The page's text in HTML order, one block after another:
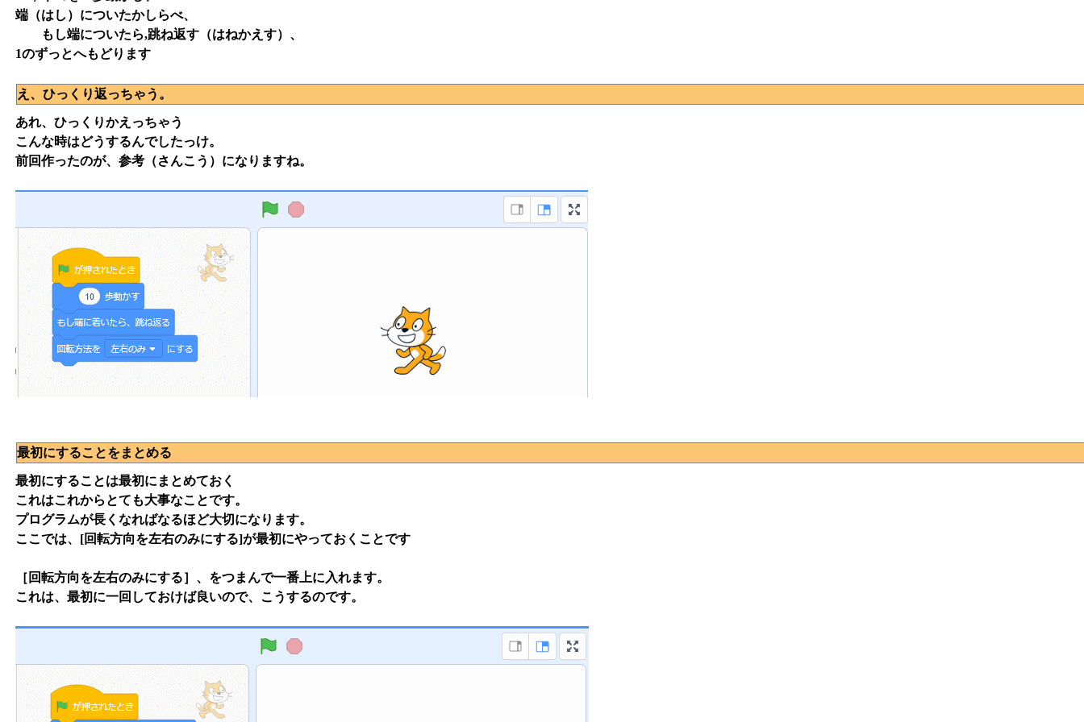
端（はし）についたかしらべ、
もし端についたら,跳ね返す（はねかえす）、
1のずっとへもどります
え、ひっくり返っちゃう。
あれ、ひっくりかえっちゃう
こんな時はどうするんでしたっけ。
前回作ったのが、参考（さんこう）になりますね。
最初にすることをまとめる
最初にすることは最初にまとめておく
これはこれからとても大事なことです。
プログラムが長くなればなるほど大切になります。
ここでは、[回転方向を左右のみにする]が最初にやっておくことです
［回転方向を左右のみにする］、をつまんで一番上に入れます。
これは、最初に一回しておけば良いので、こうするのです。